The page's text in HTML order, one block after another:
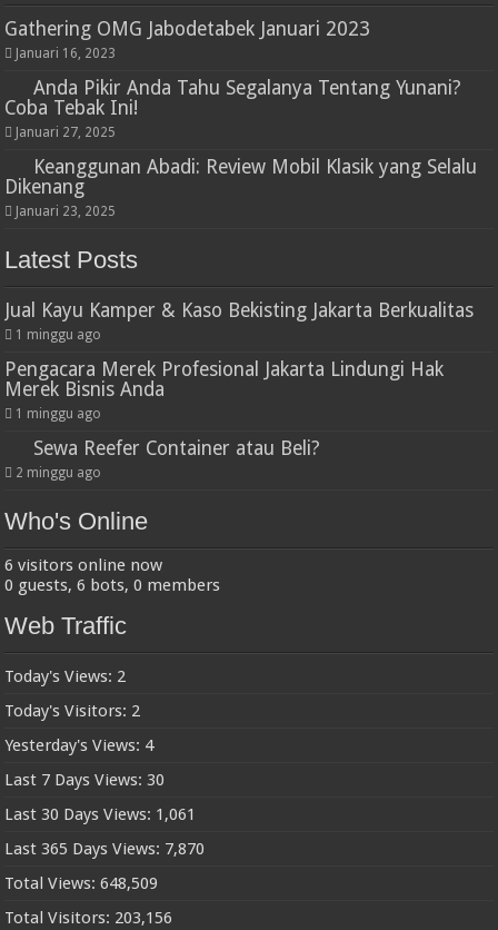
Gathering OMG Jabodetabek Januari 2023
Januari 16, 2023
Anda Pikir Anda Tahu Segalanya Tentang Yunani?
Coba Tebak Ini!
Januari 27, 2025
Keanggunan Abadi: Review Mobil Klasik yang Selalu
Dikenang
Januari 23, 2025
Latest Posts
Jual Kayu Kamper & Kaso Bekisting Jakarta Berkualitas
1 minggu ago
Pengacara Merek Profesional Jakarta Lindungi Hak
Merek Bisnis Anda
1 minggu ago
Sewa Reefer Container atau Beli?
2 minggu ago
Who's Online
6 visitors online now
0 guests, 6 bots, 0 members
Web Traffic
Today's Views: 2
Today's Visitors: 2
Yesterday's Views: 4
Last 7 Days Views:30
Last 30 Days Views: 1,061
Last 365 Days Views: 7,870
Total Views:648,509
Total Visitors: 203,156